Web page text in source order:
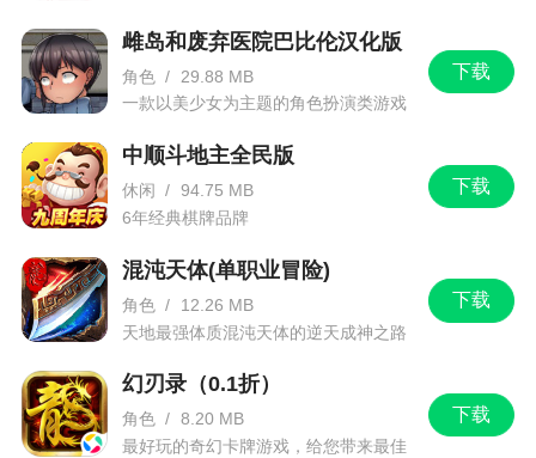
店里可以购买汤姆猫所需的东西，如食物、衣服、
家具等。
厅，在这你可以和他互动起来还可以和他一起。
3、餐具按键：点击这个按键会带汤姆猫到餐
哦。
4、马桶按键：在汤姆想上厕所的时候，就点击
的。）
5、月亮按键：点击这个我的汤姆猫按键就进入
下载
雌岛和废弃医院巴比伦汉化版
角色 /
29.88 MB
一款以美少女为主题的角色扮演类游戏
下载
中顺斗地主全民版
休闲 / 94.75 MB
6年经典棋牌品牌
下载
混沌天体(单职业冒险)
角色 /
12.26 MB
天地最强体质混沌天体的逆天成神之路
下载
幻刃录（0.1折）
角色 / 8.20 MB
最好玩的奇幻卡牌游戏，给您带来最佳